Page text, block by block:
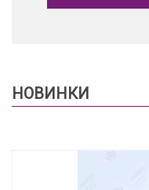
НОВИНКИ